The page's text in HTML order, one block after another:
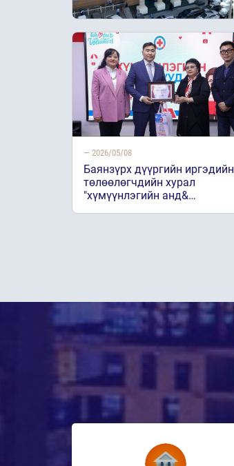
— 2026/05/08
Баянзүрх дүүргийн иргэдийн
төлөөлөгчдийн хурал
"хүмүүнлэгийн анд&…